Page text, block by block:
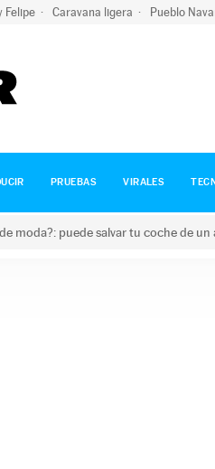
Felipe Caravana ligera Pueblo
PRUEBAS VIRALES
moda?: puede salvar tu coche de